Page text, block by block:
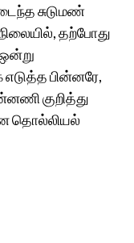
சுடுமண்
தற்போது
பின்னரே,
குறித்து
தொல்லியல்